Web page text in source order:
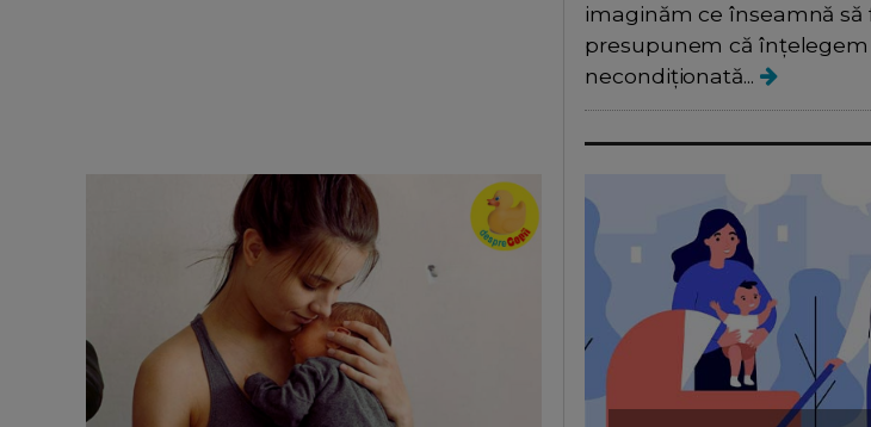
imaginăm ce înseamnă să
presupunem că înțelegem
necondiționată...